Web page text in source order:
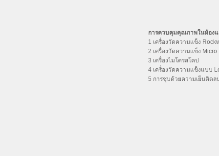
การควบคุมคุณภาพในห้อง
1 เครื่องวัดความแข็ง
2 เครื่องวัดความแข็ง Micro
3 เครื่องไมโครสโคป
4 เครื่องวัดความแข็งแบบ
5 การชุบด้วยความเย็นติดล